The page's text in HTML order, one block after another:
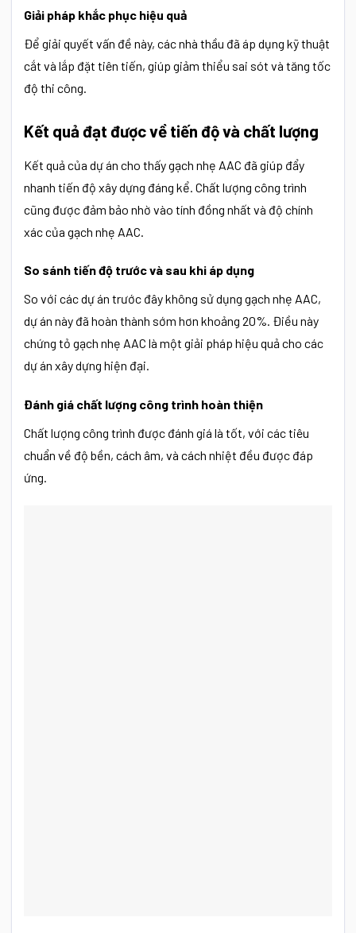
Giải pháp khắc phục hiệu quả
Để giải quyết vấn đề này, các nhà thầu đã áp dụng kỹ thuật
cắt và lắp đặt tiên tiến, giúp giảm thiểu sai sót và tăng tốc
độ thi công.
Kết quả đạt được về tiến độ và chất lượng
Kết quả của dự án cho thấygạch nhẹ AAC đã giúp đẩy
nhanh tiến độ xây dựng đáng kể. Chất lượng công trình
cũng được đảm bảo nhờ vào tính đồng nhất và độ chính
xác của gạch nhẹ AAC.
So sánh tiến độ trước và sau khi áp dụng
So với các dự án trước đây không sử dụng gạch nhẹ AAC,
dự án này đã hoàn thành sớm hơn khoảng 20%. Điều này
chứng tỏ gạch nhẹ AAC là một giải pháp hiệu quả cho các
dự án xây dựng hiện đại.
Đánh giá chất lượng công trình hoàn thiện
Chất lượng công trình được đánh giá là tốt, với các tiêu
chuẩn về độ bền, cách âm, và cách nhiệt đều được đáp
ứng.